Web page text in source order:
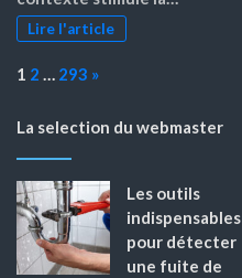
Lire l'article
Page:
1 2 … 293 Next
»
La selection du webmaster
Les outils
indispensables
pour détecter
une fuite de